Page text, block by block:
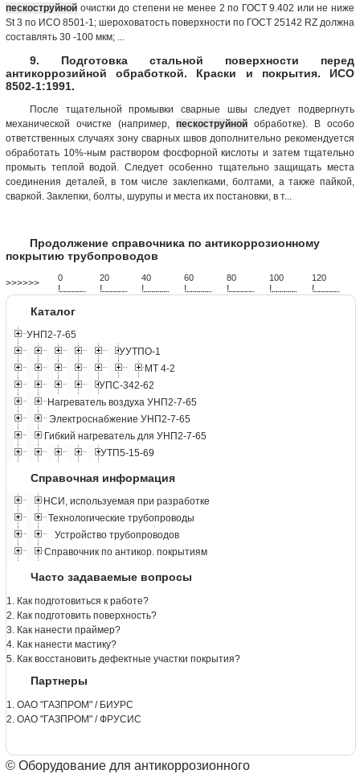
пескоструйной очистки до степени не менее 2 по ГОСТ 9.402 или не ниже
St 3 по ИСО 8501-1; шероховатость поверхности по ГОСТ 25142 RZ должна
составлять 30 -100 мкм; ...
9. Подготовка стальной поверхности перед
антикоррозийной обработкой. Краски и покрытия. ИСО
8502-1:1991.
После тщательной промывки сварные швы следует подвергнуть
механической очистке (например, пескоструйной обработке). В особо
ответственных случаях зону сварных швов дополнительно рекомендуется
обработать 10%-ным раствором фосфорной кислоты и затем тщательно
промыть теплой водой. Следует особенно тщательно защищать места
соединения деталей, в том числе заклепками, болтами, а также пайкой,
сваркой. Заклепки, болты, шурупы и места их постановки, в т...
Продолжение справочника по антикоррозионному
покрытию трубопроводов
>>>>>> 0
!...................
20
!...................
40
!...................
60
!...................
80
!...................
100
!...................
120
!...................
Каталог
УНП2-7-65
УУТПО-1
МТ 4-2
УПС-342-62
Нагреватель воздуха УНП2-7-65
Электроснабжение УНП2-7-65
Гибкий нагреватель для УНП2-7-65
УТП5-15-69
Справочная информация
НСИ, используемая при разработке
Технологические трубопроводы
Устройство трубопроводов
Справочник по антикор. покрытиям
Часто задаваемые вопросы
1. Как подготовиться к работе?
2. Как подготовить поверхность?
3. Как нанести праймер?
4. Как нанести мастику?
5. Как восстановить дефектные участки покрытия?
Партнеры
1. ОАО "ГАЗПРОМ" / БИУРС
2. ОАО "ГАЗПРОМ" / ФРУСИС
© Оборудование для антикоррозионного